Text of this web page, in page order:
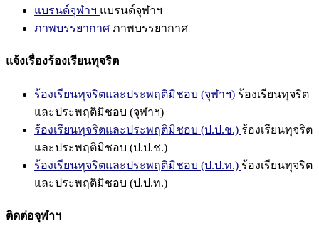
แบรนด์จุฬาฯ แบรนด์จุฬาฯ
ภาพบรรยากาศ ภาพบรรยากาศ
แจ้งเรื่องร้องเรียนทุจริต
ร้องเรียนทุจริตและประพฤติมิชอบ (จุฬาฯ) ร้องเรียนทุจริต
และประพฤติมิชอบ (จุฬาฯ)
ร้องเรียนทุจริตและประพฤติมิชอบ (ป.ป.ช.) ร้องเรียนทุจริต
และประพฤติมิชอบ (ป.ป.ช.)
ร้องเรียนทุจริตและประพฤติมิชอบ (ป.ป.ท.) ร้องเรียนทุจริต
และประพฤติมิชอบ (ป.ป.ท.)
ติดต่อจุฬาฯ